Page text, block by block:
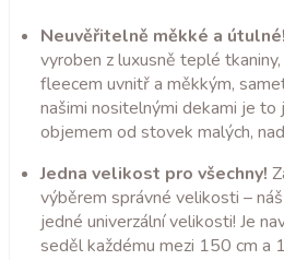
Neuvěřitelně měkké a útulné!
vyroben z luxusně teplé
fleecem uvnitř a měkkým,
našimi nositelnými dekami je
objemem od stovek malých,
Jedna velikost pro všechny!
výběrem správné velikosti –
jedné univerzální velikosti! Je
seděl každému mezi 150 cm a